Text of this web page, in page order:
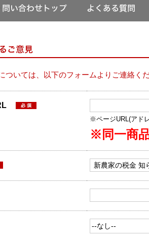
ついては、以下のフォームよりご連絡く
※ページURL(アド
※同一商